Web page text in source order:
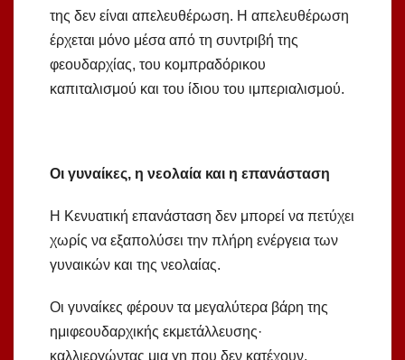
της δεν είναι απελευθέρωση. Η απελευθέρωση
έρχεται μόνο μέσα από τη συντριβή της
φεουδαρχίας, του κομπραδόρικου
καπιταλισμού και του ίδιου του ιμπεριαλισμού.
Οι γυναίκες, η νεολαία και η επανάσταση
Η Κενυατική επανάσταση δεν μπορεί να πετύχει
χωρίς να εξαπολύσει την πλήρη ενέργεια των
γυναικών και της νεολαίας.
Οι γυναίκες φέρουν τα μεγαλύτερα βάρη της
ημιφεουδαρχικής εκμετάλλευσης·
καλλιεργώντας μια γη που δεν κατέχουν,